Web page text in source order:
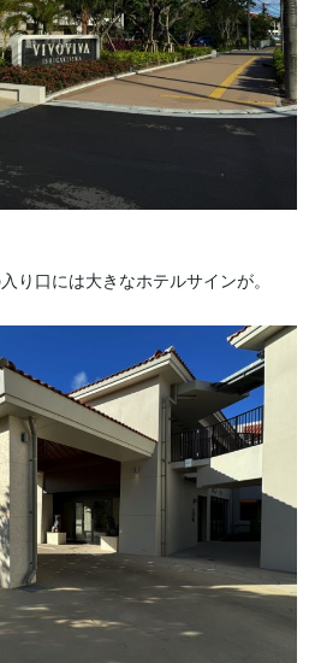
り口には大きなホテルサインが。